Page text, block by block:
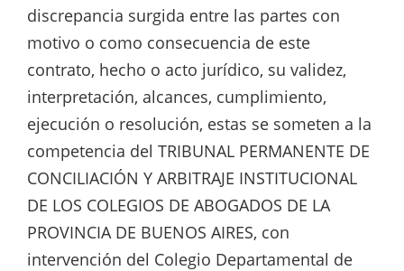
discrepancia surgida entre las partes con
motivo o como consecuencia de este
contrato, hecho o acto jurídico, su validez,
interpretación, alcances, cumplimiento,
ejecución o resolución, estas se someten a la
competencia del TRIBUNAL PERMANENTE DE
CONCILIACIÓN Y ARBITRAJE INSTITUCIONAL
DE LOS COLEGIOS DE ABOGADOS DE LA
PROVINCIA DE BUENOS AIRES, con
intervención del Colegio Departamental de